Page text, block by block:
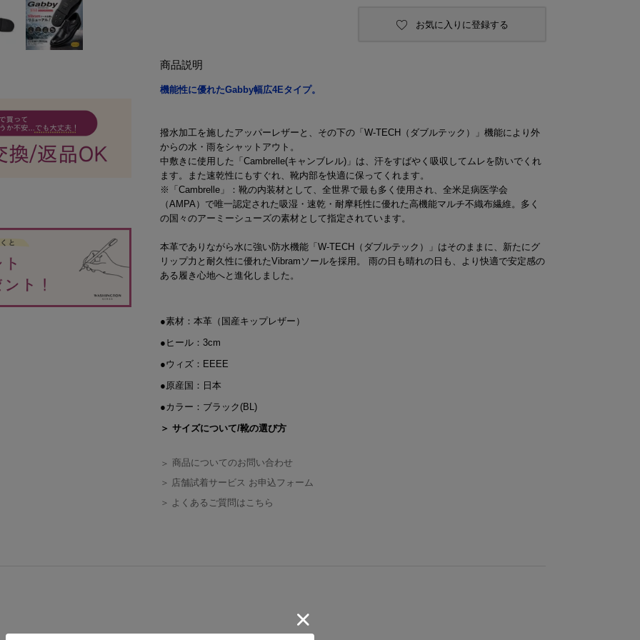
お気に入りに登録する
商品説明
機能性に優れたGabby幅広4Eタイプ。
撥水加工を施したアッパーレザーと、その下の「W-TECH（ダブルテック）」機能により外
からの水・雨をシャットアウト。
中敷きに使用した「Cambrelle(キャンブレル)」は、汗をすばやく吸収してムレを防いでくれ
ます。また速乾性にもすぐれ、靴内部を快適に保ってくれます。
※「Cambrelle」：靴の内装材として、全世界で最も多く使用され、全米足病医学会
（AMPA）で唯一認定された吸湿・速乾・耐摩耗性に優れた高機能マルチ不織布繊維。多く
の国々のアーミーシューズの素材として指定されています。
本革でありながら水に強い防水機能「W-TECH（ダブルテック）」はそのままに、新たにグ
リップ力と耐久性に優れたVibramソールを採用。 雨の日も晴れの日も、より快適で安定感の
ある履き心地へと進化しました。
●素材：本革（国産キップレザー）
●ヒール：3cm
●ウィズ：EEEE
●原産国：日本
●カラー：ブラック(BL)
＞ サイズについて/靴の選び方
商品についてのお問い合わせ
店舗試着サービス お申込フォーム
よくあるご質問はこちら